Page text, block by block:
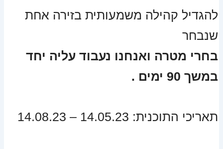
להגדיל קהילה משמעותית בזירה אחת
שנבחר
בחרי מטרה ואנחנו נעבוד עליה יחד
במשך 90 ימים .
תאריכי התוכנית: 14.05.23 – 14.08.23